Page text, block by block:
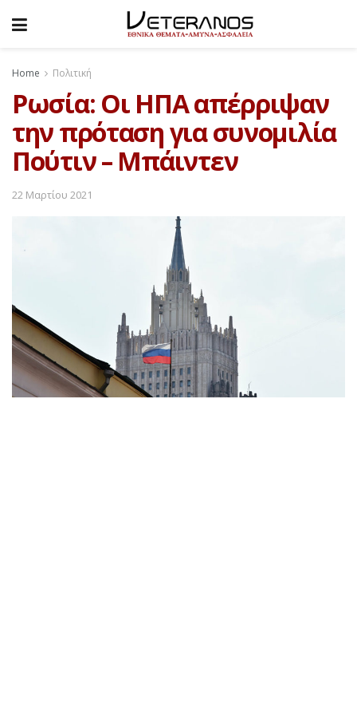
Home Πολιτική
Ρωσία: Οι ΗΠΑ απέρριψαν
την πρόταση για συνομιλία
Πούτιν – Μπάιντεν
22 Μαρτίου 2021